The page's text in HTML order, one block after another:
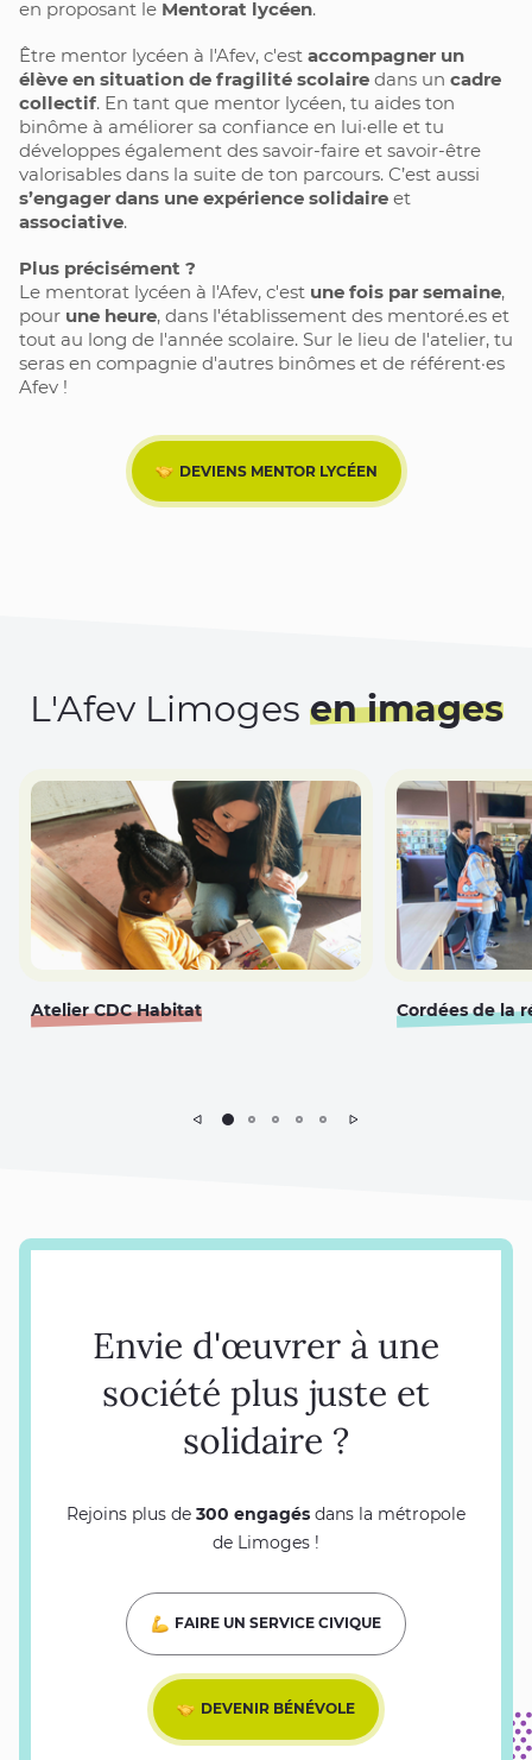
en proposant le Mentorat lycéen.
Être mentor lycéen à l'Afev, c'est accompagner un
élève en situation de fragilité scolaire dans un cadre
collectif. En tant que mentor lycéen, tu aides ton
binôme à améliorer sa confiance en lui·elle et tu
développes également des savoir-faire et savoir-être
s’engager dans une expérience solidaire
associative.
Plus précisément ?
Le mentorat lycéen à l'Afev, c'est une fois par semaine,
pour une heure, dans l'établissement des mentoré.es et
tout au long de l'année scolaire. Sur le lieu de l'atelier, tu
seras en compagnie d'autres binômes et de référent·es
Afev !
DEVIENS MENTOR LYCÉEN
L'Afev Limoges en images
Atelier CDC Habitat Cordées de la
Envie d'œuvrer à une
société plus juste et
solidaire ?
Rejoins plus de 300 engagés dans la métropole
de Limoges !
FAIRE UN SERVICE CIVIQUE
DEVENIR BÉNÉVOLE